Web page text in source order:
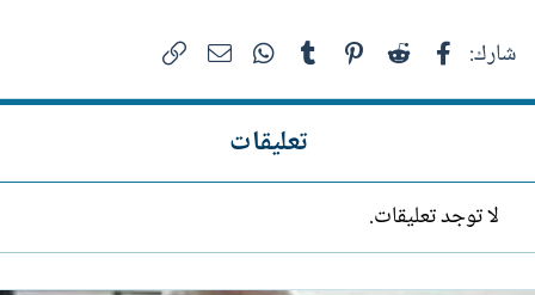
شارك: فيسبوك Reddit
Pinterest
Tumblr
WhatsAppالبريد الإلكتروني
تعليقات
لا توجد تعليقات.